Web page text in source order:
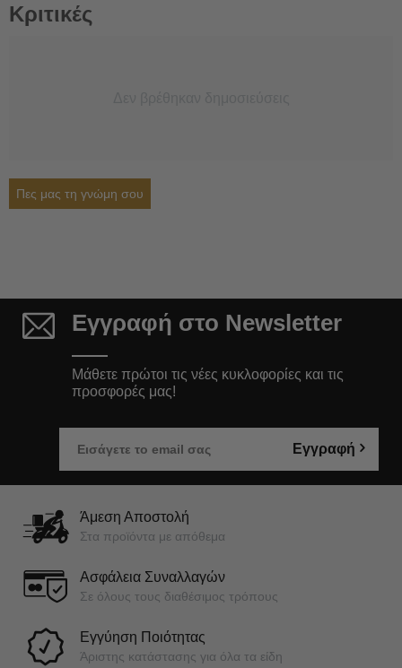
Κριτικές
Πες μας τη γνώμη σου
Εγγραφή στο Newsletter
Μάθετε πρώτοι τις νέες κυκλοφορίες και τις
προσφορές μας!
Εγγραφή
Άμεση Αποστολή
Στα προϊόντα με απόθεμα
Ασφάλεια Συναλλαγών
Σε όλους τους διαθέσιμος τρόπους
Εγγύηση Ποιότητας
Άριστης κατάστασης για όλα τα είδη